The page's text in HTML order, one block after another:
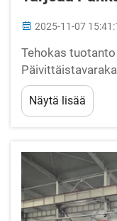
2025-11-07
Tehokas
kaikkea.
koko
Näytä lisää